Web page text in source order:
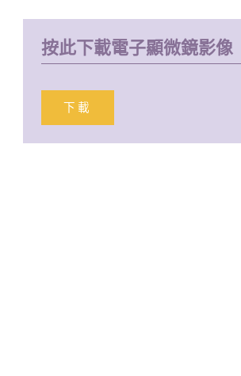
按此下載電子顯微鏡影像
下載